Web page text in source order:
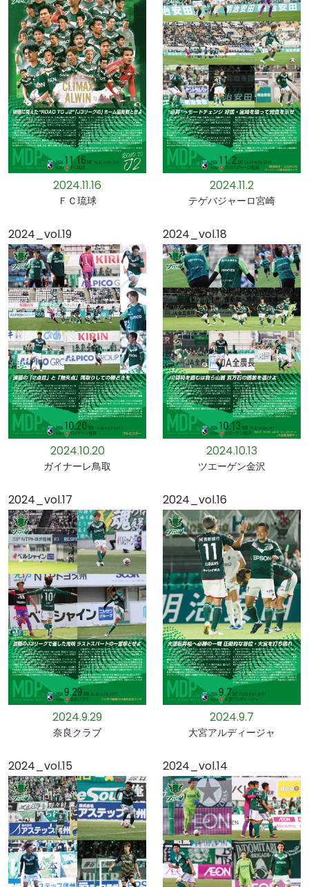
2024.11.16
ＦＣ琉球
2024.11.2
テゲバジャーロ宮崎
2024_vol.19
2024.10.20
ガイナーレ鳥取
2024_vol.18
2024.10.13
ツエーゲン金沢
2024_vol.17
2024.9.29
奈良クラブ
2024_vol.16
2024.9.7
大宮アルディージャ
2024_vol.15 2024_vol.14